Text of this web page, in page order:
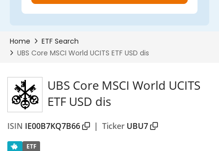
UBS Core MSCI World UCITS
ETF USD dis
ISIN IE00B7KQ7B66 | Ticker UBU7
ETF